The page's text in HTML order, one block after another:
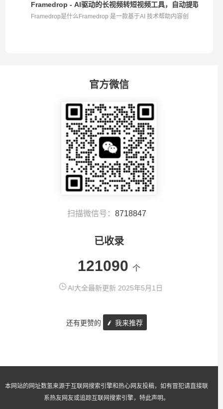
Framedrop - AI驱动的长视频转短视频工具，自动提取精彩片
Framedrop是什么Framedrop 是一款基于AI 技术帮助内容创
官方微信
扫描微信号： 8718847
已收录
121090 个
AI大全最新更新 2025年5月1日
还有更赞的 我来推荐
本网站的网址数氢来源于互联网搜索引擎和热心网友投稿，如有冒犯请直接联
系热友网友或追踪互联网搜索引擎，特此声明。